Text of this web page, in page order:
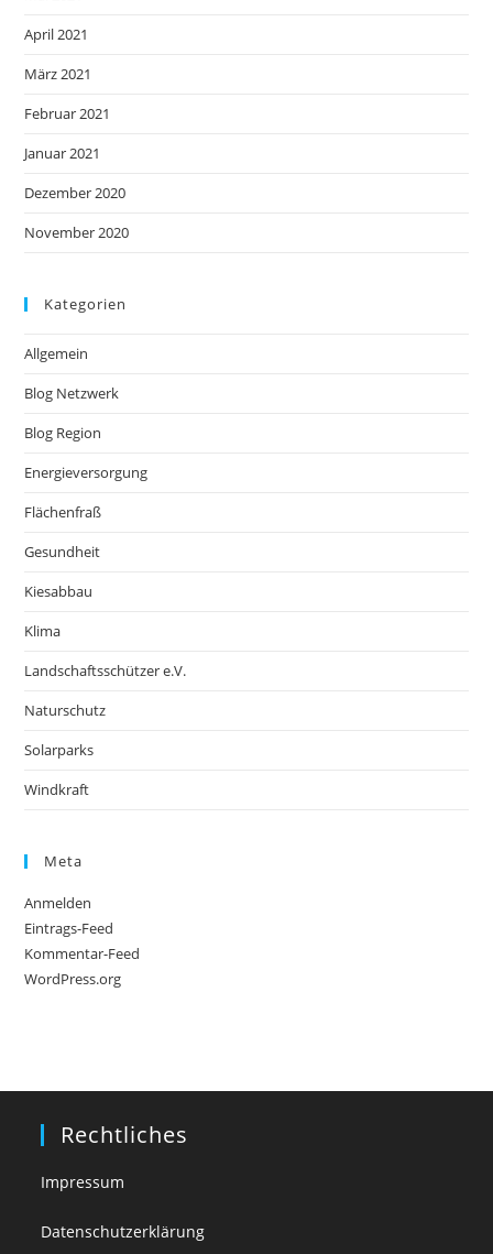
April 2021
März 2021
Februar 2021
Januar 2021
Dezember 2020
November 2020
Kategorien
Allgemein
Blog Netzwerk
Blog Region
Energieversorgung
Flächenfraß
Gesundheit
Kiesabbau
Klima
Landschaftsschützer e.V.
Naturschutz
Solarparks
Windkraft
Meta
Anmelden
Eintrags-Feed
Kommentar-Feed
WordPress.org
Rechtliches
Impressum
Datenschutzerklärung